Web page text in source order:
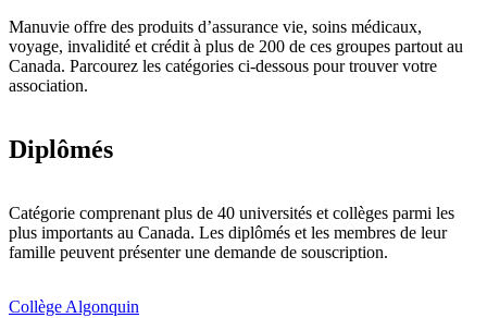
Manuvie offre des produits d’assurance vie, soins médicaux,
voyage, invalidité et crédit à plus de 200 de ces groupes partout au
Canada. Parcourez les catégories ci-dessous pour trouver votre
association.
Diplômés
Catégorie comprenant plus de 40 universités et collèges parmi les
plus importants au Canada. Les diplômés et les membres de leur
famille peuvent présenter une demande de souscription.
Collège Algonquin